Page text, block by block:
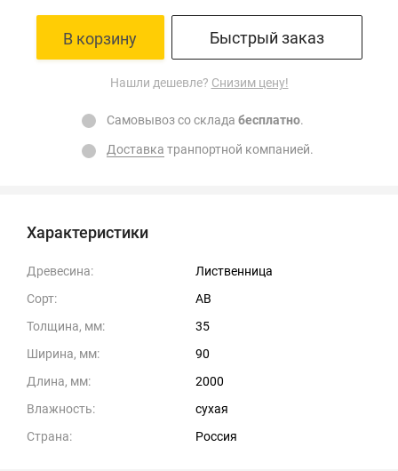
Характеристики
Древесина:
Лиственница
Сорт:
АВ
Толщина, мм:
35
Ширина, мм:
90
Длина, мм:
2000
Влажность:
сухая
Страна:
Россия
В корзину Быстрый заказ
Нашли дешевле? Снизим цену!
Самовывоз со склада бесплатно.
Доставка транпортной компанией.